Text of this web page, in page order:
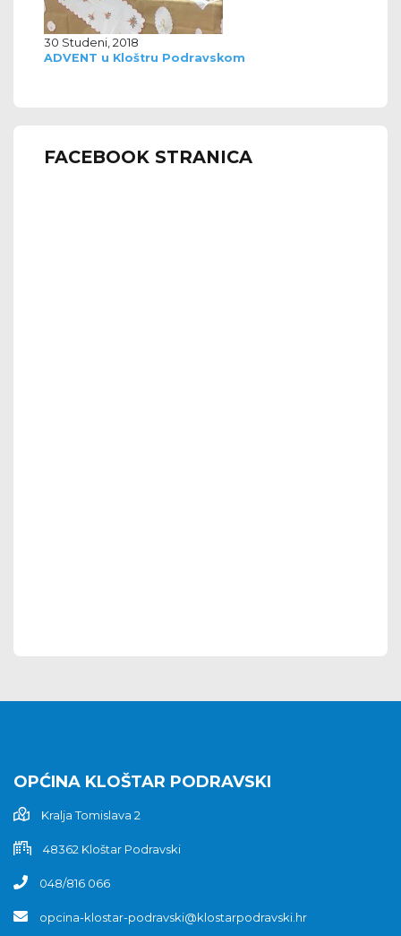
30 Studeni, 2018
ADVENT u Kloštru Podravskom
FACEBOOK STRANICA
OPĆINA KLOŠTAR PODRAVSKI
Kralja Tomislava 2
48362 Kloštar Podravski
048/816 066
opcina-klostar-podravski@klostarpodravski.hr